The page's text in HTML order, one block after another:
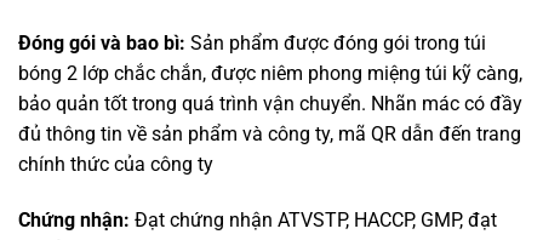
Đóng gói và bao bì: Sản phẩm được đóng gói trong túi
bóng 2 lớp chắc chắn, được niêm phong miệng túi kỹ càng,
bảo quản tốt trong quá trình vận chuyển. Nhãn mác có đầy
đủ thông tin về sản phẩm và công ty, mã QR dẫn đến trang
chính thức của công ty
Chứng nhận: Đạt chứng nhận ATVSTP, HACCP, GMP, đạt